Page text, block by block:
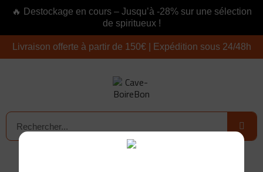
🔥 Destockage en cours – Jusqu’à -28% sur une sélection
de spiritueux !
Livraison offerte à partir de 150€ | Expédition sous 24/48h